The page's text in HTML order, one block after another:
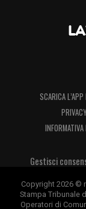
SCARICA
Gestisci
Copyright 2026 ©
Stampa Tribunale
Operatori di